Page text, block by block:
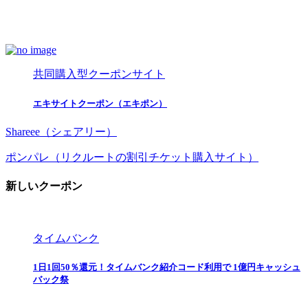
共同購入型クーポンサイト
エキサイトクーポン（エキポン）
Shareee（シェアリー）
ポンパレ（リクルートの割引チケット購入サイト）
新しいクーポン
タイムバンク
1日1回50％還元！タイムバンク紹介コード利用で 1億円キャッシュ
バック祭